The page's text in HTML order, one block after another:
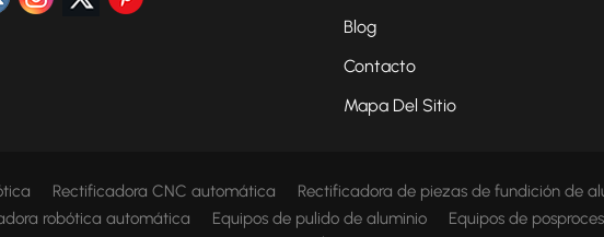
Blog
Contacto
Mapa Del Sitio
Rectificadora CNC automática Rectificadora de piezas de fundición de
robótica automática Equipos de pulido de aluminio
Equipos de